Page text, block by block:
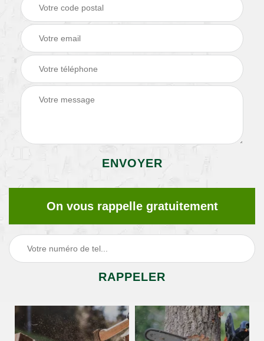
On vous rappelle gratuitement